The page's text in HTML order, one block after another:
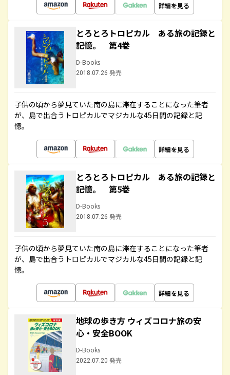
詳細を見る
とろとろトロピカル ある旅の記録と
記憶。 第4巻
D-Books
2018.07.26 発売
子供の頃から夢見ていた南の島に滞在することになった筆者
が、島で出合うトロピカルでマジカルな45日間の記録と記
憶。
詳細を見る
とろとろトロピカル ある旅の記録と
記憶。 第5巻
D-Books
2018.07.26 発売
子供の頃から夢見ていた南の島に滞在することになった筆者
が、島で出合うトロピカルでマジカルな45日間の記録と記
憶。
詳細を見る
地球の歩き方 ウィズコロナ旅の安
心・安全BOOK
D-Books
2022.07.20 発売